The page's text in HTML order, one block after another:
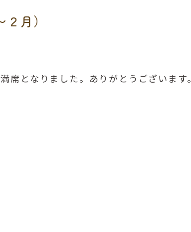
月）
席となりました。ありがとうございます。